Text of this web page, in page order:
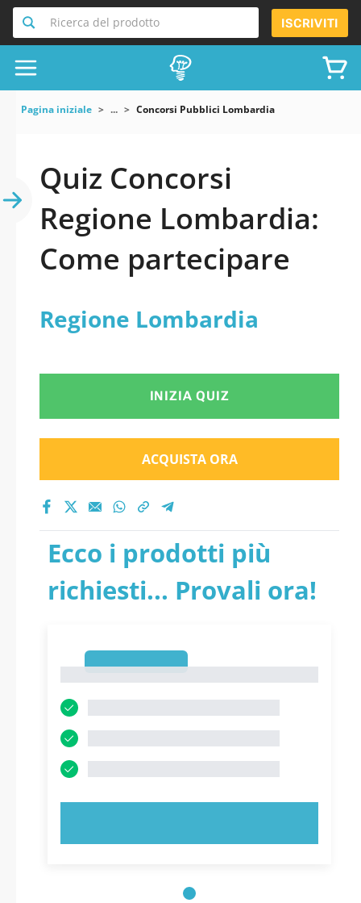
Ricerca del prodotto ISCRIVITI
Pagina iniziale ... Concorsi Pubblici Lombardia
Quiz Concorsi
Regione Lombardia:
Come partecipare
Regione Lombardia
INIZIA QUIZ
ACQUISTA ORA
Ecco i prodotti più
richiesti... Provali ora!